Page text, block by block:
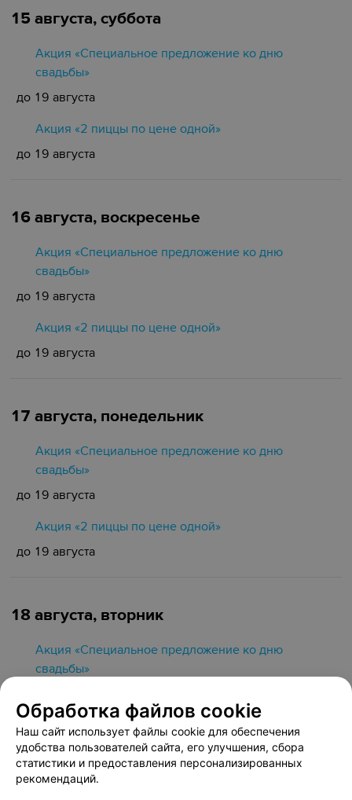
15 августа, суббота
Акция «Специальное предложение ко дню
свадьбы»
до 19 августа
Акция «2 пиццы по цене одной»
до 19 августа
16 августа, воскресенье
Акция «Специальное предложение ко дню
свадьбы»
до 19 августа
Акция «2 пиццы по цене одной»
до 19 августа
17 августа, понедельник
Акция «Специальное предложение ко дню
свадьбы»
до 19 августа
Акция «2 пиццы по цене одной»
до 19 августа
18 августа, вторник
Акция «Специальное предложение ко дню
свадьбы»
Акция «2 пиццы по цене одной»
до 19 августа
Обработка файлов cookie
Наш сайт использует файлы cookie для обеспечения
удобства пользователей сайта, его улучшения, сбора
статистики и предоставления персонализированных
рекомендаций.